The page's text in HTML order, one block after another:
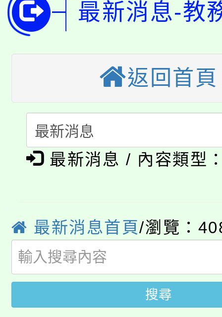
田徑場及游泳池舉行。
桃園市低收入戶享有免
視費優惠，中低收入戶
半價優惠，詳情可洽有
者。
份教師增能研習
大溪自造教育及科技
份教師研習
淨零綠生活教案入校路
會
115年食農教育專業人
程
「本色祭」8/29、30在
8/21下午1時於龍潭區
局官網。
8月14至27日，桃園電
開!
115年桃園市運動會8/
田徑場及游泳池舉行。
桃園市低收入戶享有免
視費優惠，中低收入戶
大園自造教育及科技
最新消息-教
返回首頁
最新消息 / 內容類型
最新消息首頁/瀏覽：
搜尋